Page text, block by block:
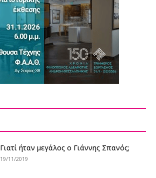
Γιατί ήταν μεγάλος ο Γιάννης Σπανός;
19/11/2019